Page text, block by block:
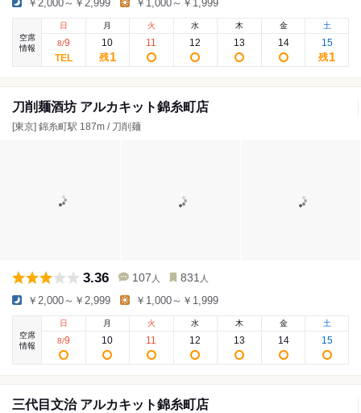
￥2,000～￥2,999 ￥1,000～￥1,999
空席
情報
日
8/9
月
10
残1
火
11
水
12
木
13
金
14
土
15
残1
刀削麺酒坊 アルカキット錦糸町店
[東京] 錦糸町駅 187m / 刀削麺
3.36 107 人 831 人
￥2,000～￥2,999 ￥1,000～￥1,999
空席
情報
日
8/9
月
10
火
11
水
12
木
13
金
14
土
15
三代目文治 アルカキット錦糸町店